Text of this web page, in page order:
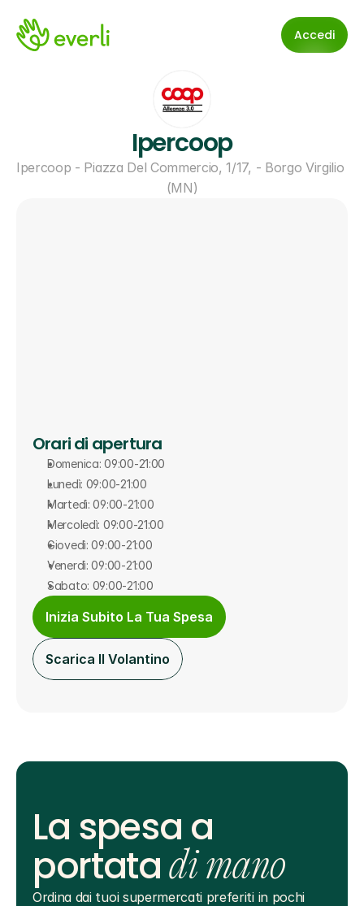
Accedi
Ipercoop
Ipercoop - Piazza Del Commercio, 1/17, - Borgo Virgilio
(MN)
Orari di apertura
Domenica: 09:00-21:00
Lunedì: 09:00-21:00
Martedì: 09:00-21:00
Mercoledì: 09:00-21:00
Giovedì: 09:00-21:00
Venerdì: 09:00-21:00
Sabato: 09:00-21:00
Inizia Subito La Tua Spesa
Scarica Il Volantino
La spesa a
portatadi mano
Ordina dai tuoi supermercati preferiti in pochi